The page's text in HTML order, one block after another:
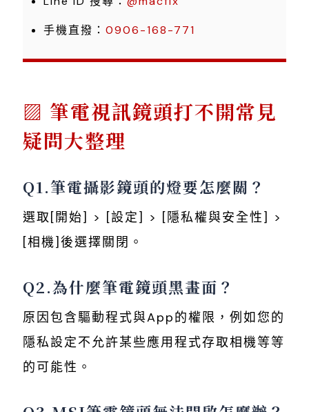
手機直撥： 0906-168-771
筆電視訊鏡頭打不開常見
疑問大整理
Q1.筆電攝影鏡頭的燈要怎麼關？
選取[開始] > [設定] > [隱私權與安全性] >
[相機]後選擇關閉。
Q2.為什麼筆電鏡頭黑畫面？
原因包含驅動程式與App的權限，例如您的
隱私設定不允許某些應用程式存取相機等等
的可能性。